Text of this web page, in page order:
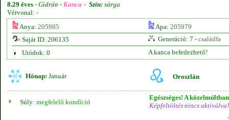
8.29 éves - Gidrán - Kanca - Szín: sárga
Vérvonal: -
Anya: 205985 Apa: 205979
Saját ID: 206135
Generáció: 7 - családfa
Utódok: 0
A kanca befedezhető!
Hónap: Január Oroszlán
Súly: megfelelő kondíció
Egészséges! A
Képfeltöltés nincs aktiválva!